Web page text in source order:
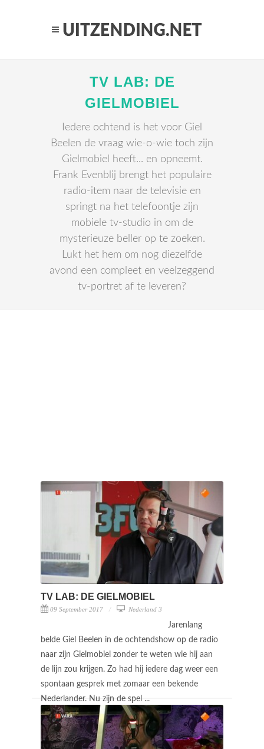
TV LAB: DE
GIELMOBIEL
Iedere ochtend is het voor Giel
Beelen de vraag wie-o-wie toch zijn
Gielmobiel heeft... en opneemt.
Frank Evenblij brengt het populaire
radio-item naar de televisie en
springt na het telefoontje zijn
mobiele tv-studio in om de
mysterieuze beller op te zoeken.
Lukt het hem om nog diezelfde
avond een compleet en veelzeggend
tv-portret af te leveren?
TV LAB: DE GIELMOBIEL
09 September 2017 Nederland 3
Jarenlang
belde Giel Beelen in de ochtendshow op de radio
naar zijn Gielmobiel zonder te weten wie hij aan
de lijn zou krijgen. Zo had hij iedere dag weer een
spontaan gesprek met zomaar een bekende
Nederlander. Nu zijn de spel ...